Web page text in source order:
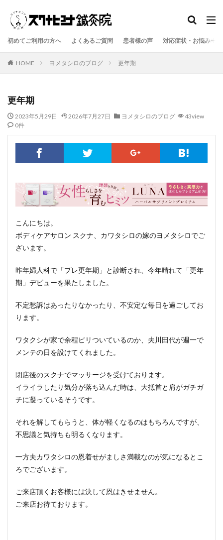
初めてご利用の方へ よくあるご質問 患者様の声 対応症状・お悩み一覧
HOME ヨメタシロのブログ 更年期
更年期
2023年5月29日 2026年7月27日 ヨメタシロのブログ
43view
0件
こんにちは。
ボディケアサロン スクナ、カワタシロの嫁のヨメタシロでご
ざいます。
昨年婦人科で「プレ更年期」と診断され、今年晴れて「更年
期」デビューを果たしました。
不定愁訴はあったりなかったり、不安定な毎日を過ごしてお
ります。
ワタクシが家で余程ピリついているのか、夫川田代が週一で
メンテの日を設けてくれました。
閉店後のスクナでマッサージを受けております。
イライラしたり気分が落ち込んだ時は、大抵首と肩がガチガ
チに凝っているそうです。
それを解してもらうと、体が軽くなるのはもちろんですが、
不思議と気持ちも明るくなります。
一方夫カワタシロの恩着せがましさ満載なのが気になるとこ
ろでございます。
ご来店頂くお客様には決して恩はきせません。
ご来店お待ております。